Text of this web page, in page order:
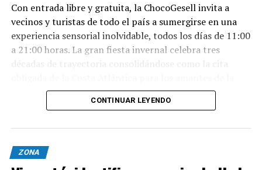
Con entrada libre y gratuita, la ChocoGesell invita a
vecinos y turistas de todo el país a sumergirse en una
experiencia sensorial inolvidable, todos los días de 11:00
a 21:00 horas. La gran fiesta invernal celebra tres
décadas de trayectoria consolidándose como la cita
buena repostería, el paisaje natural y la tradición
geselina.
Sabores, espectáculos y naturaleza en un solo lugar
Nacida en 1996, la fiesta reúne este año al talento de los
mejores expositores, maestros chocolateros y
CONTINUAR LEYENDO
ZONA